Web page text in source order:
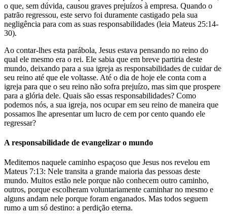
o que, sem dúvida, causou graves prejuízos à empresa. Quando o
patrão regressou, este servo foi duramente castigado pela sua
negligência para com as suas responsabilidades (leia Mateus 25:14-
30).
Ao contar-lhes esta parábola, Jesus estava pensando no reino do
qual ele mesmo era o rei. Ele sabia que em breve partiria deste
mundo, deixando para a sua igreja as responsabilidades de cuidar de
seu reino até que ele voltasse. Até o dia de hoje ele conta com a
igreja para que o seu reino não sofra prejuízo, mas sim que prospere
para a glória dele. Quais são essas responsabilidades? Como
podemos nós, a sua igreja, nos ocupar em seu reino de maneira que
possamos lhe apresentar um lucro de cem por cento quando ele
regressar?
A responsabilidade de evangelizar o mundo
Meditemos naquele caminho espaçoso que Jesus nos revelou em
Mateus 7:13: Nele transita a grande maioria das pessoas deste
mundo. Muitos estão nele porque não conhecem outro caminho,
outros, porque escolheram voluntariamente caminhar no mesmo e
alguns andam nele porque foram enganados. Mas todos seguem
rumo a um só destino: a perdição eterna.